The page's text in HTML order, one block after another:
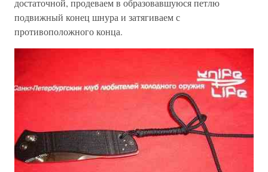
достаточной, продеваем в образовавшуюся петлю
подвижный конец шнура и затягиваем с
противоположного конца.